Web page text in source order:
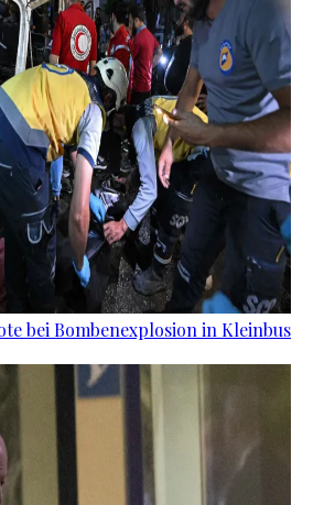
bei Bombenexplosion in Kleinbus